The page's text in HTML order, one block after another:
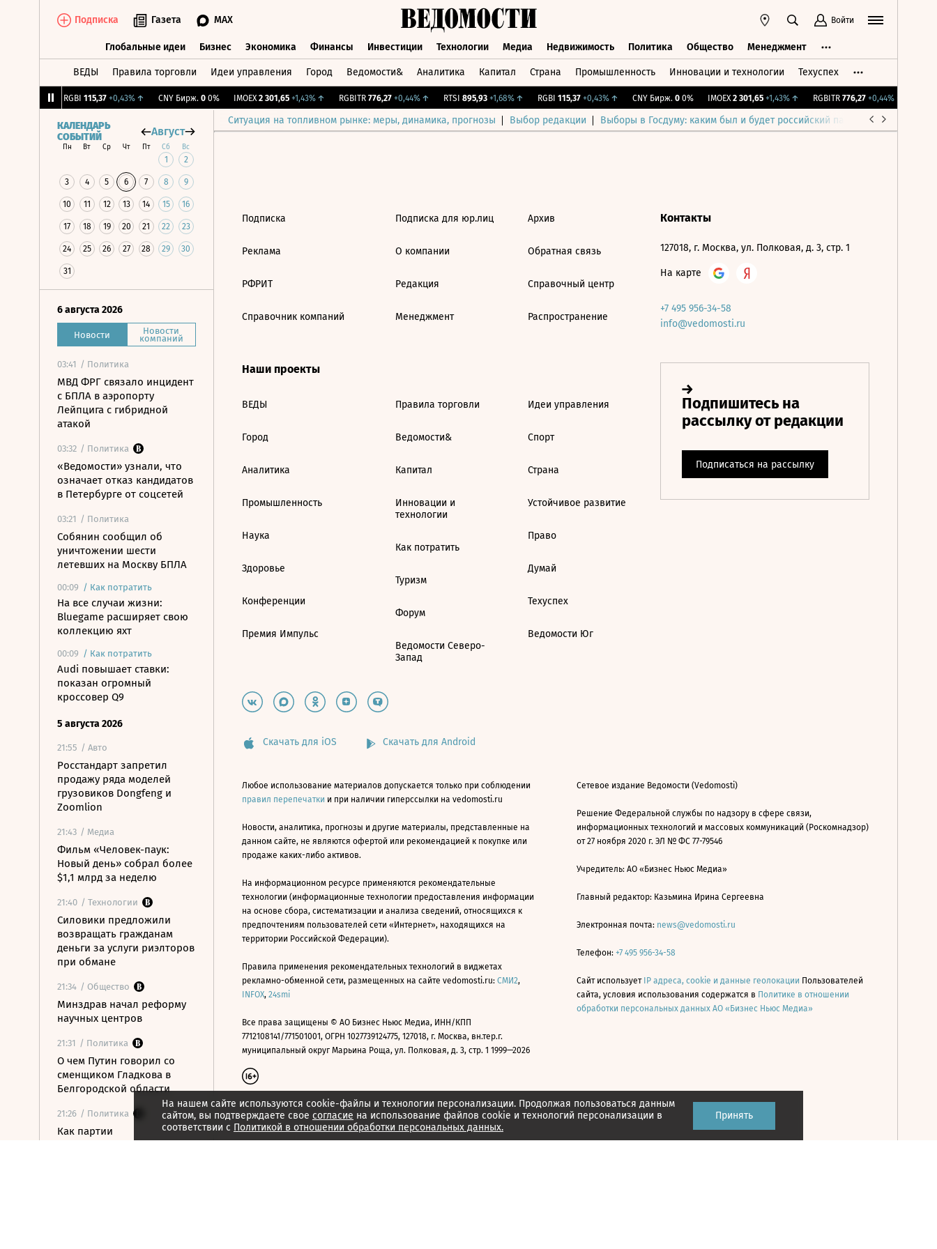
Подписка Газета MAX Войти
Глобальные идеи Бизнес Экономика Финансы Инвестиции Технологии Медиа Недвижимость Политика Общество Менеджмент
ВЕДЫ Правила торговли Идеи управления Город Ведомости& Аналитика Капитал Страна Промышленность Инновации и технологии Техуспех
RGBI 115,37 +0,43%↑ CNY Бирж. 0 0% IMOEX 2 301,65 +1,43%↑ RGBITR 776,27 +0,44%↑ RTSI 895,93 +1,68%↑ RGBI 115,37 +0,43%↑ CNY Бирж. 0 0% IMOEX 2 301,65 +1,43%↑ RGBITR 776,27 +0,44%↑
Ситуация на топливном рынке: меры, динамика, прогнозы Выбор редакции Выборы в Госдуму: каким был и будет российский парламент
КАЛЕНДАРЬ
СОБЫТИЙ
Август
Пн Вт Ср Чт Пт Сб Вс
1 2
3 4 5 6 7 8 9
10 11 12 13 14 15 16
17 18 19 20 21 22 23
24 25 26 27 28 29 30
31
6 августа 2026
Новости Новости
компаний
03:41 / Политика
МВД ФРГ связало инцидент
с БПЛА в аэропорту
Лейпцига с гибридной
атакой
03:32 / Политика
«Ведомости» узнали, что
означает отказ кандидатов
в Петербурге от соцсетей
03:21 / Политика
Собянин сообщил об
уничтожении шести
летевших на Москву БПЛА
00:09 / Как потратить
На все случаи жизни:
Bluegame расширяет свою
коллекцию яхт
00:09 / Как потратить
Audi повышает ставки:
показан огромный
кроссовер Q9
5 августа 2026
21:55 / Авто
Росстандарт запретил
продажу ряда моделей
грузовиков Dongfeng и
Zoomlion
21:43 / Медиа
Фильм «Человек-паук:
Новый день» собрал более
$1,1 млрд за неделю
21:40 / Технологии
Силовики предложили
возвращать гражданам
деньги за услуги риэлторов
при обмане
21:34 / Общество
Минздрав начал реформу
научных центров
21:31 / Политика
О чем Путин говорил со
сменщиком Гладкова в
Белгородской области
21:26 / Политика
Как партии
На нашем сайте используются cookie-файлы и технологии персонализации. Продолжая пользоваться данным
сайтом, вы подтверждаете свое согласие на использование файлов cookie и технологий персонализации в
соответствии с Политикой в отношении обработки персональных данных.
Принять
Подписка
Реклама
РФРИТ
Справочник компаний
Подписка для юр.лиц
О компании
Редакция
Менеджмент
Архив
Обратная связь
Справочный центр
Распространение
Наши проекты
ВЕДЫ
Город
Аналитика
Промышленность
Наука
Здоровье
Конференции
Премия Импульс
Правила торговли
Ведомости&
Капитал
Инновации и
технологии
Как потратить
Туризм
Форум
Ведомости Северо-
Запад
Идеи управления
Спорт
Страна
Устойчивое развитие
Право
Думай
Техуспех
Ведомости Юг
Контакты
127018, г. Москва, ул. Полковая, д. 3, стр. 1
На карте
+7 495 956-34-58
info@vedomosti.ru
Скачать для iOS Скачать для Android
Любое использование материалов допускается только при соблюдении
правил перепечатки и при наличии гиперссылки на vedomosti.ru
Новости, аналитика, прогнозы и другие материалы, представленные на
данном сайте, не являются офертой или рекомендацией к покупке или
продаже каких-либо активов.
На информационном ресурсе применяются рекомендательные
технологии (информационные технологии предоставления информации
на основе сбора, систематизации и анализа сведений, относящихся к
предпочтениям пользователей сети «Интернет», находящихся на
территории Российской Федерации).
Правила применения рекомендательных технологий в виджетах
рекламно-обменной сети, размещенных на сайте vedomosti.ru: СМИ2,
INFOX, 24smi
Все права защищены © АО Бизнес Ньюс Медиа, ИНН/КПП
7712108141/771501001, ОГРН 1027739124775, 127018, г. Москва, вн.тер.г.
муниципальный округ Марьина Роща, ул. Полковая, д. 3, стр. 1 1999—2026
Сетевое издание Ведомости (Vedomosti)
Решение Федеральной службы по надзору в сфере связи,
информационных технологий и массовых коммуникаций (Роскомнадзор)
от 27 ноября 2020 г. ЭЛ № ФС 77-79546
Учредитель: АО «Бизнес Ньюс Медиа»
Главный редактор: Казьмина Ирина Сергеевна
Электронная почта: news@vedomosti.ru
Телефон: +7 495 956-34-58
Сайт использует IP адреса, cookie и данные геолокации Пользователей
сайта, условия использования содержатся в Политике в отношении
обработки персональных данных АО «Бизнес Ньюс Медиа»